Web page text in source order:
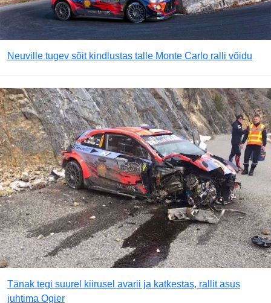
Neuville tugev sõit kindlustas talle Monte Carlo ralli võidu
Tänak tegi suurel kiirusel avarii ja katkestas, rallit asus
juhtima Ogier